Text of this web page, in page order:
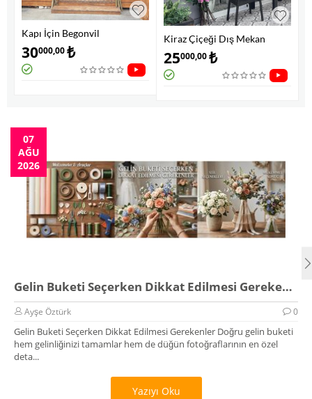
Kapı İçin Begonvil
Dekorasyonu
30000,00₺
Kiraz Çiçeği Dış Mekan
Süslemesi
25000,00₺
07
AĞU
2026
Gelin Buketi Seçerken Dikkat Edilmesi Gerekenler
Ayşe Öztürk 0
Gelin Buketi Seçerken Dikkat Edilmesi Gerekenler Doğru gelin buketi
hem gelinliğinizi tamamlar hem de düğün fotoğraflarının en özel
deta...
Yazıyı Oku